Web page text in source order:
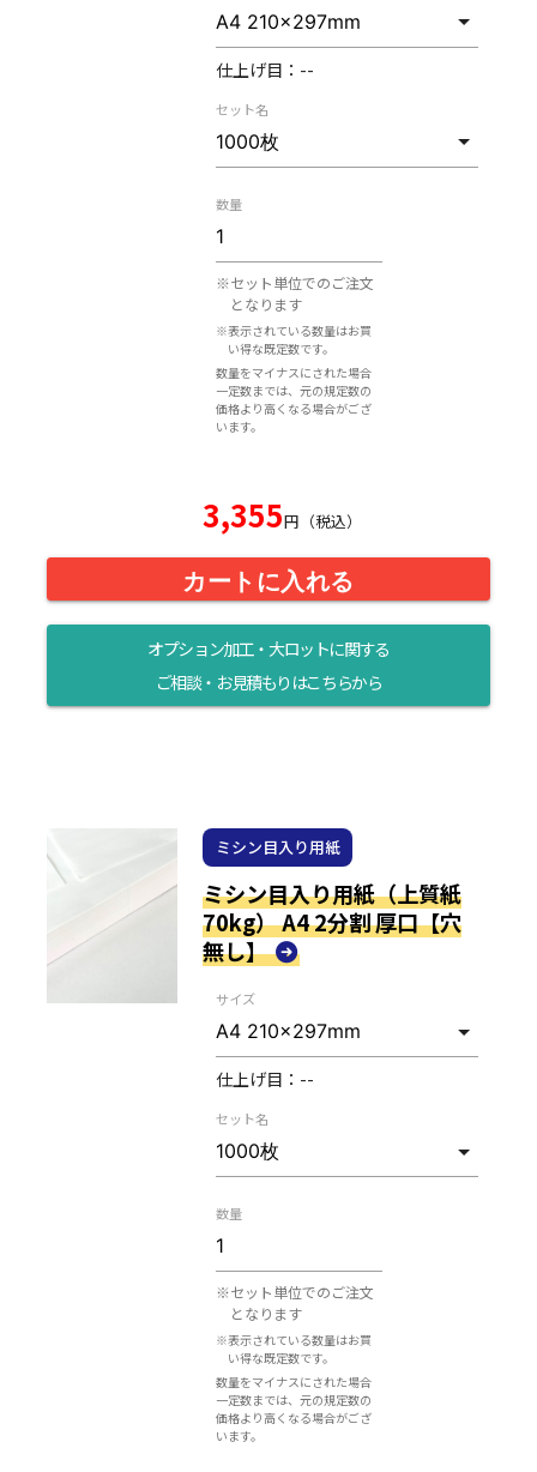
仕上げ目： --
セット名
数量
※セット単位でのご注文
となります
※表示されている数量はお買
い得な既定数です。
数量をマイナスにされた場合
一定数までは、元の規定数の
価格より高くなる場合がござ
います。
3,355円（税込）
カートに入れる
オプション加工・大ロットに関する
ご相談・お見積もりはこちらから
ミシン目入り用紙
ミシン目入り用紙（上質紙
70kg） A4 2分割 厚口【穴
無し】
サイズ
仕上げ目： --
セット名
数量
※セット単位でのご注文
となります
※表示されている数量はお買
い得な既定数です。
数量をマイナスにされた場合
一定数までは、元の規定数の
価格より高くなる場合がござ
います。